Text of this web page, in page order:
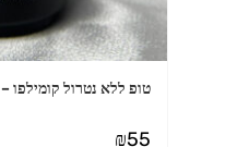
טופ ללא נטרול קומילפו – 15 מ"ל
₪55